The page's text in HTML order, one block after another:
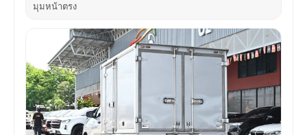
มุมหน้าตรง